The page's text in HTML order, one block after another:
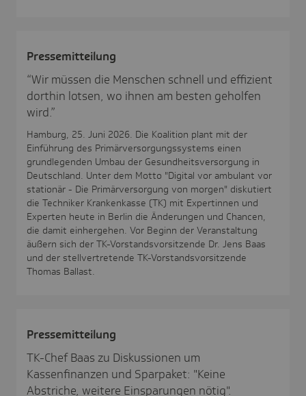
Pres­se­mit­tei­lung
“Wir müssen die Menschen schnell und effizient
dorthin lotsen, wo ihnen am besten geholfen
wird.”
Hamburg, 25. Juni 2026. Die Koalition plant mit der
Einführung des Primärversorgungssystems einen
grundlegenden Umbau der Gesundheitsversorgung in
Deutschland. Unter dem Motto "Digital vor ambulant vor
stationär - Die Primärversorgung von morgen" diskutiert
die Techniker Krankenkasse (TK) mit Expertinnen und
Experten heute in Berlin die Änderungen und Chancen,
die damit einhergehen. Vor Beginn der Veranstaltung
äußern sich der TK-Vorstandsvorsitzende Dr. Jens Baas
und der stellvertretende TK-Vorstandsvorsitzende
Thomas Ballast.
Pres­se­mit­tei­lung
TK-Chef Baas zu Diskussionen um
Kassenfinanzen und Sparpaket: "Keine
Abstriche, weitere Einsparungen nötig".